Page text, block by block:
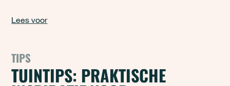
Lees voor
TIPS
TUINTIPS: PRAKTISCHE